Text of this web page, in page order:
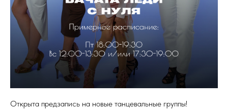
Открыта предзапись на новые танцевальные группы!